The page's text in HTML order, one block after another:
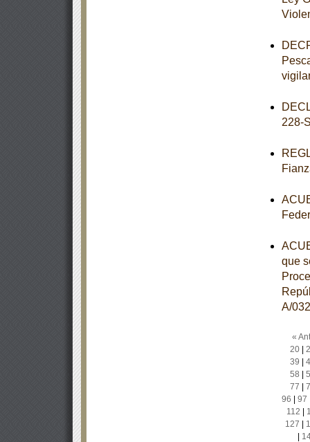
228-
que
A/
«
20|
39
58
77
96
97
112
127